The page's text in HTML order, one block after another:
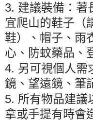
3. 建議裝備：著
宜爬山的鞋子（
鞋）、帽子、雨
心、防蚊藥品、
4. 另可視個人需
鏡、望遠鏡、筆
5. 所有物品建議
拿或手提有時會